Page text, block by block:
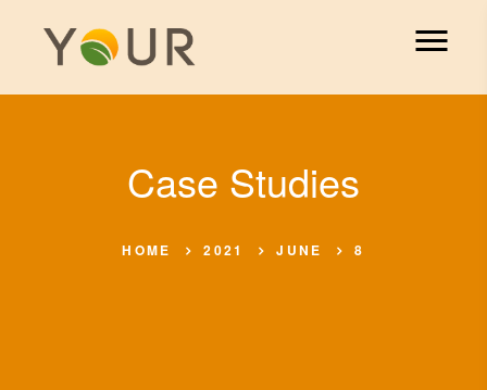
Case Studies
HOME 2021 JUNE 8